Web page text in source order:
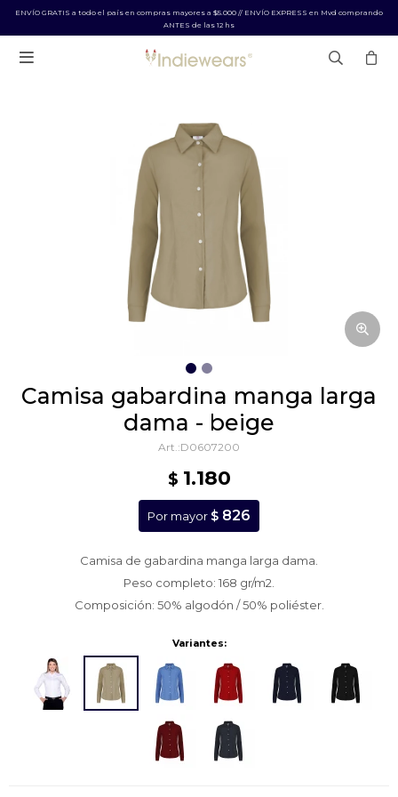
ENVÍO GRATIS a todo el país en compras mayores a $5.000 // ENVÍO EXPRESS en Mvd comprando
ANTES de las 12 hs

camisa gabardina manga larga
dama - beige
D0607200
$ 1.180
Por mayor $ 826
Camisa de gabardina manga larga dama.
Peso completo: 168 gr/m2.
Composición: 50% algodón / 50% poliéster.
Variantes: